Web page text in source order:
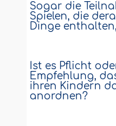
Sogar die
Spielen, die
Dinge
Ist es Pflicht
Empfehlung,
ihren Kindern
anordnen?